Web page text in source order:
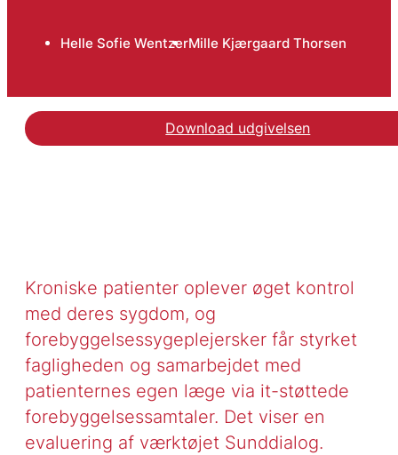
Helle Sofie WentzerMille Kjærgaard Thorsen
Download udgivelsen
Kroniske patienter oplever øget kontrol
med deres sygdom, og
forebyggelsessygeplejersker får styrket
fagligheden og samarbejdet med
patienternes egen læge via it-støttede
forebyggelsessamtaler. Det viser en
evaluering af værktøjet Sunddialog.